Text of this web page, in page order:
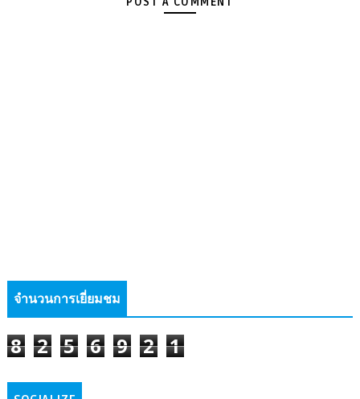
จำนวนการเยี่ยมชม
8 2 5 6 9 2 1